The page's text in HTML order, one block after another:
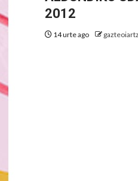
2012
14 urte ago